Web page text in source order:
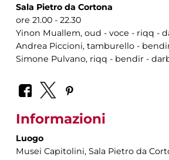
Sala Pietro da Cortona
ore 21.00 - 22.30
Yinon Muallem, oud - voce - riqq -
Andrea Piccioni, tamburello -
Simone Pulvano, riqq - bendir -
Informazioni
Luogo
Musei Capitolini, Sala Pietro da